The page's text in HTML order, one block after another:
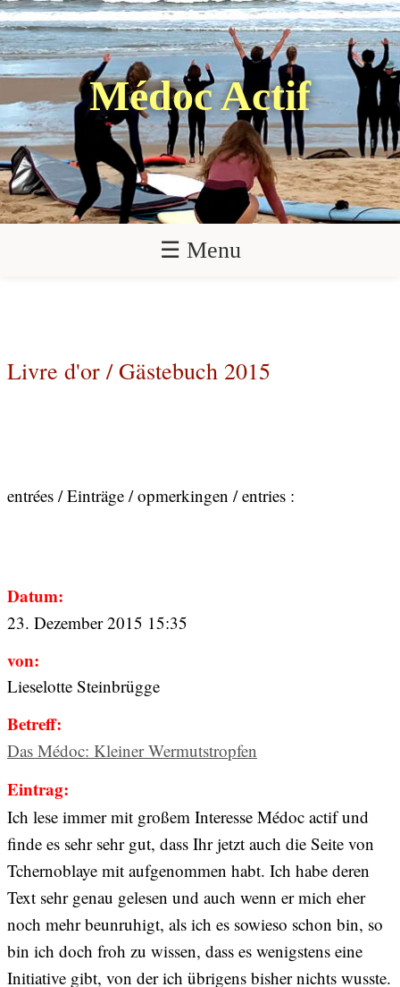
Médoc Actif
☰ Menu
Livre d'or / Gästebuch 2015
entrées / Einträge / opmerkingen / entries :
Datum:
23. Dezember 2015 15:35
von:
Lieselotte Steinbrügge
Betreff:
Das Médoc: Kleiner Wermutstropfen
Eintrag:
Ich lese immer mit großem Interesse Médoc actif und
finde es sehr sehr gut, dass Ihr jetzt auch die Seite von
Tchernoblaye mit aufgenommen habt. Ich habe deren
Text sehr genau gelesen und auch wenn er mich eher
noch mehr beunruhigt, als ich es sowieso schon bin, so
bin ich doch froh zu wissen, dass es wenigstens eine
Initiative gibt, von der ich übrigens bisher nichts wusste.